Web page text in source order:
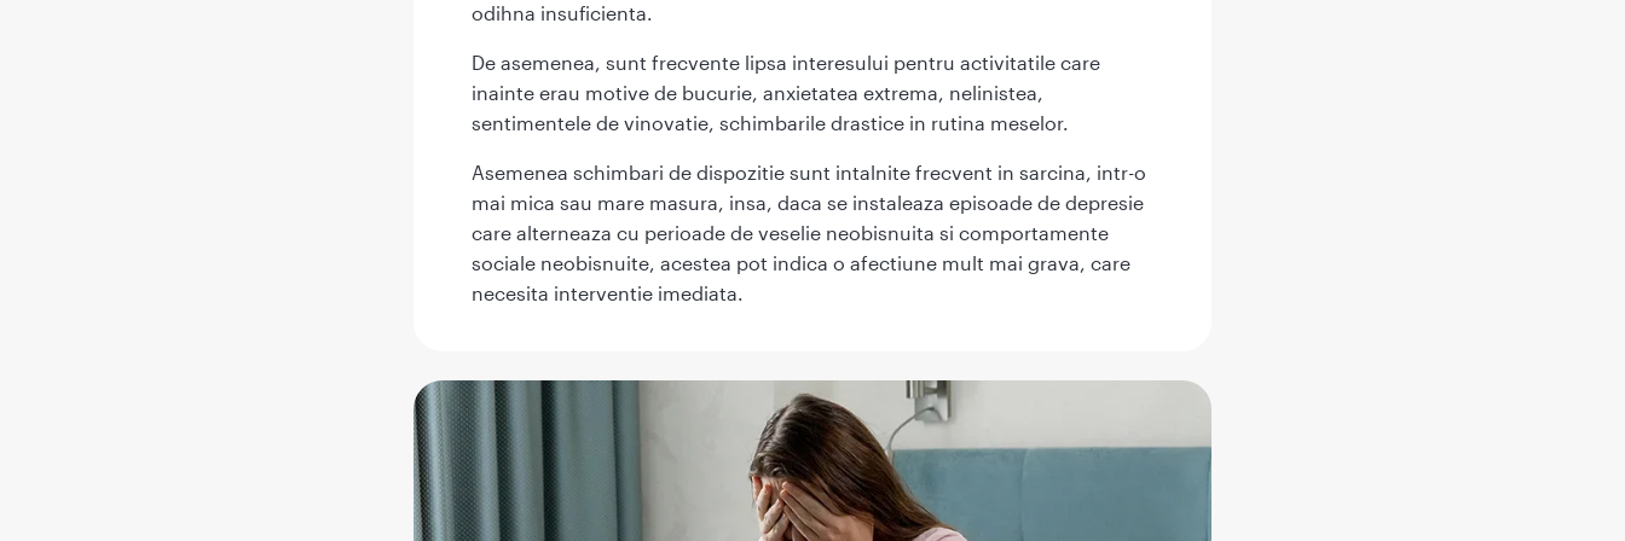
odihna insuficienta.
De asemenea, sunt frecvente lipsa interesului pentru activitatile care
inainte erau motive de bucurie, anxietatea extrema, nelinistea,
sentimentele de vinovatie, schimbarile drastice in rutina meselor.
Asemenea schimbari de dispozitie sunt intalnite frecvent in sarcina, intr-o
mai mica sau mare masura, insa, daca se instaleaza episoade de depresie
care alterneaza cu perioade de veselie neobisnuita si comportamente
sociale neobisnuite, acestea pot indica o afectiune mult mai grava, care
necesita interventie imediata.